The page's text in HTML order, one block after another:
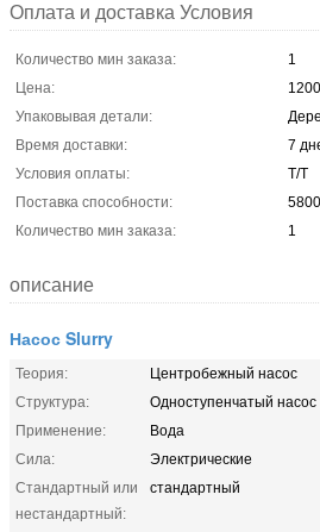
Оплата и доставка Условия
Количество мин заказа:
1
Цена:
1200
Упаковывая детали:
Время доставки:
7
Условия оплаты:
T/T
Поставка способности:
5800
Количество мин заказа:
1
описание
Насос Slurry
Теория:
Центробежный насос
Структура:
Одноступенчатый насос
Применение:
Вода
Сила:
Электрические
Стандартный или
нестандартный:
стандартный